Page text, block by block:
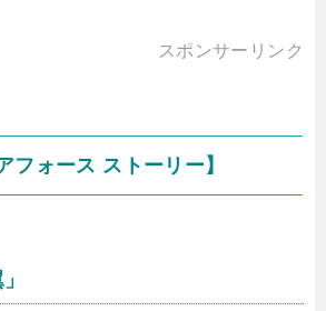
スポンサーリンク
フォース ストーリー】